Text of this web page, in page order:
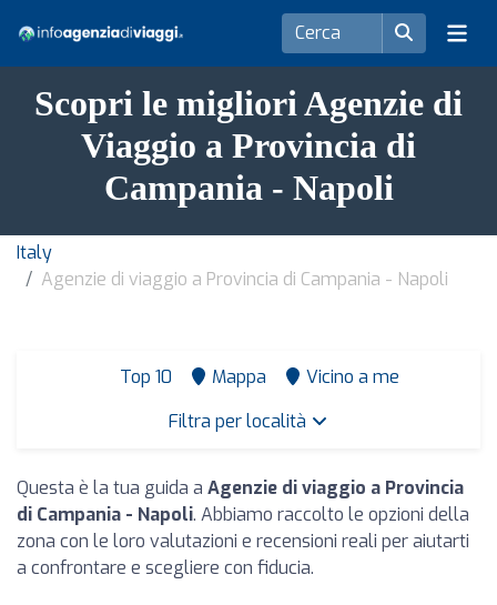
Scopri le migliori Agenzie di
Viaggio a Provincia di
Campania - Napoli
Italy
Agenzie di viaggio a Provincia di Campania - Napoli
Top 10 Mappa
Vicino a me
Filtra per località
Questa è la tua guida a Agenzie di viaggio a Provincia
di Campania - Napoli. Abbiamo raccolto le opzioni della
zona con le loro valutazioni e recensioni reali per aiutarti
a confrontare e scegliere con fiducia.